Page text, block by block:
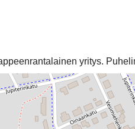
yritys.